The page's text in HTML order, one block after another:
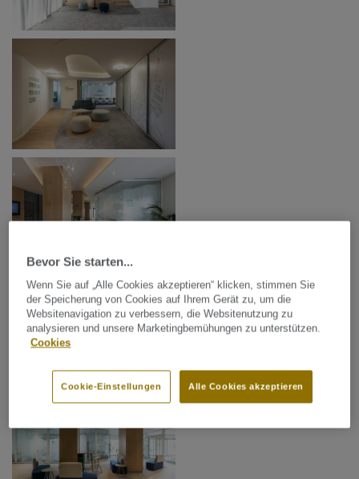
Bevor Sie starten...
Wenn Sie auf „Alle Cookies akzeptieren“ klicken, stimmen Sie
der Speicherung von Cookies auf Ihrem Gerät zu, um die
Websitenavigation zu verbessern, die Websitenutzung zu
analysieren und unsere Marketingbemühungen zu unterstützen.
Cookies
Alle Cookies akzeptieren
Cookie-Einstellungen